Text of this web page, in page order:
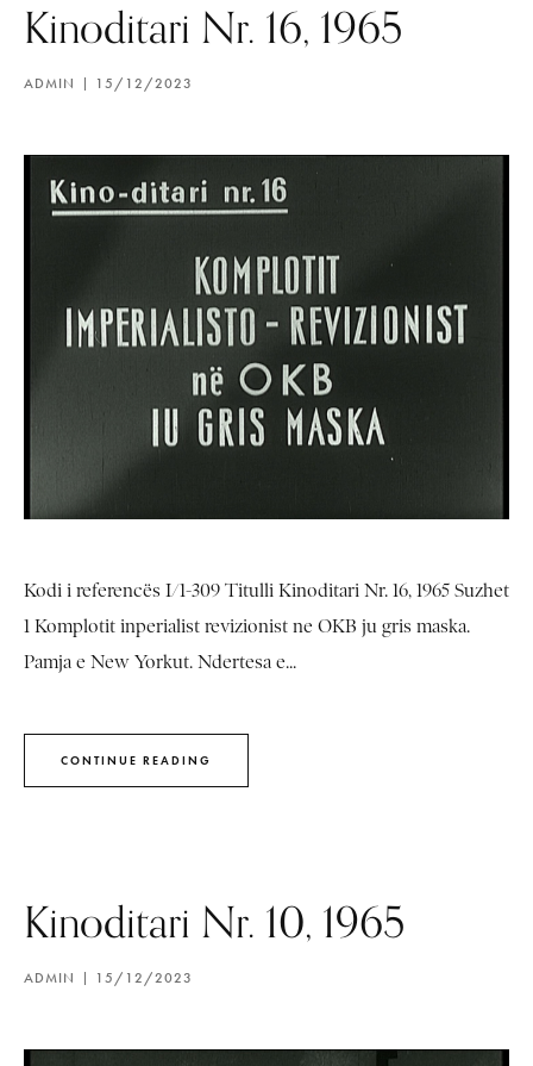
Kinoditari Nr. 16, 1965
ADMIN 15/12/2023
Kodi i referencës I/1-309 Titulli Kinoditari Nr. 16, 1965 Suzhet
1 Komplotit inperialist revizionist ne OKB ju gris maska.
Pamja e New Yorkut. Ndertesa e...
CONTINUE READING
Kinoditari Nr. 10, 1965
ADMIN 15/12/2023